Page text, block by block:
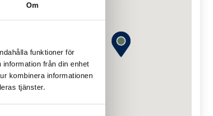
Om
funktioner för
från din enhet
kombinera informationen
tjänster.
av